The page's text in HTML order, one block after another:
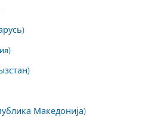
Македонија)